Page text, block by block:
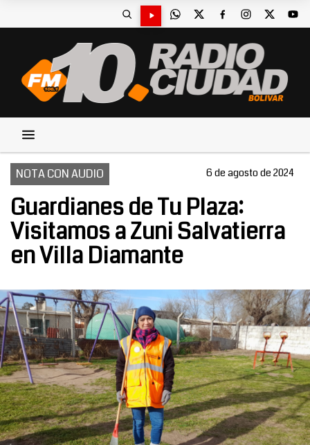
NOTA CON AUDIO 6 de agosto de 2024
Guardianes de Tu Plaza:
Visitamos a Zuni Salvatierra
en Villa Diamante